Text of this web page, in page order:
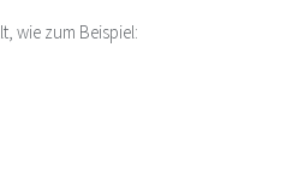
wie zum Beispiel: